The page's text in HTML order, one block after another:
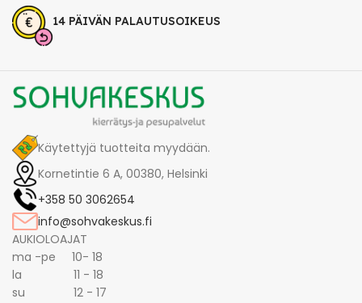
14 PÄIVÄN PALAUTUSOIKEUS
Käytettyjä tuotteita myydään.
Kornetintie 6 A, 00380, Helsinki
+358 50 3062654
info@sohvakeskus.fi
AUKIOLOAJAT
ma -pe 10- 18
la 11 - 18
su 12 - 17